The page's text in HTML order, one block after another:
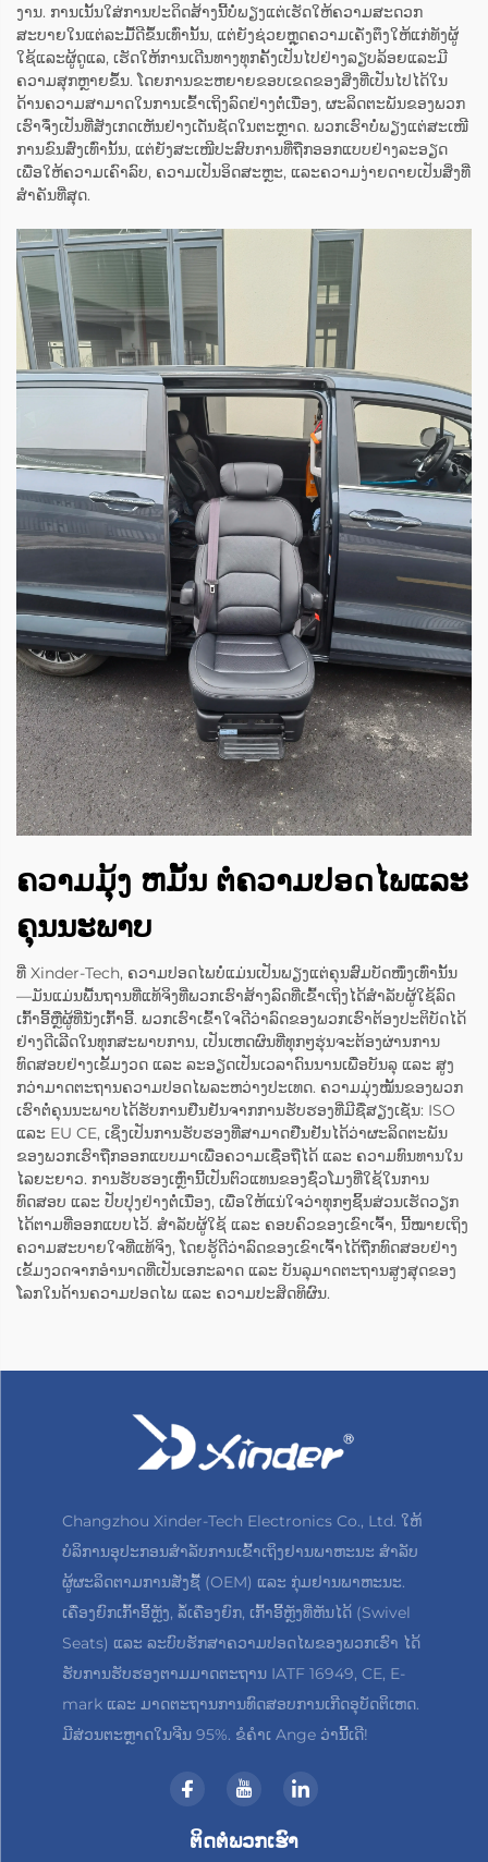
ງານ. ການເນັ້ນໃສ່ການປະດິດສ້າງນີ້ບໍ່ພຽງແຕ່ເຮັດໃຫ້ຄວາມສະດວກ
ສະບາຍໃນແຕ່ລະມື້ດີຂຶ້ນເທົ່ານັ້ນ, ແຕ່ຍັງຊ່ວຍຫຼຸດຄວາມເຄັ່ງຕຶງໃຫ້ແກ່ທັງຜູ້
ໃຊ້ແລະຜູ້ດູແລ, ເຮັດໃຫ້ການເດີນທາງທຸກຄັ້ງເປັນໄປຢ່າງລຽບລ້ອຍແລະມີ
ຄວາມສຸກຫຼາຍຂຶ້ນ. ໂດຍການຂະຫຍາຍຂອບເຂດຂອງສິ່ງທີ່ເປັນໄປໄດ້ໃນ
ດ້ານຄວາມສາມາດໃນການເຂົ້າເຖິງລົດຢ່າງຕໍ່ເນື່ອງ, ຜະລິດຕະພັນຂອງພວກ
ເຮົາຈຶ່ງເປັນທີ່ສັງເກດເຫັນຢ່າງເດັ່ນຊັດໃນຕະຫຼາດ. ພວກເຮົາບໍ່ພຽງແຕ່ສະເໜີ
ການຂົນສົ່ງເທົ່ານັ້ນ, ແຕ່ຍັງສະເໜີປະສົບການທີ່ຖືກອອກແບບຢ່າງລະອຽດ
ເພື່ອໃຫ້ຄວາມເຄົາລົບ, ຄວາມເປັນອິດສະຫຼະ, ແລະຄວາມງ່າຍດາຍເປັນສິ່ງທີ່
ສຳຄັນທີ່ສຸດ.
ຄວາມມຸ້ງ ຫມັ້ນ ຕໍ່ຄວາມປອດໄພແລະ
ຄຸນນະພາບ
ທີ່ Xinder-Tech, ຄວາມປອດໄພບໍ່ແມ່ນເປັນພຽງແຕ່ຄຸນສົມບັດໜຶ່ງເທົ່ານັ້ນ
—ມັນແມ່ນພື້ນຖານທີ່ແທ້ຈິງທີ່ພວກເຮົາສ້າງລົດທີ່ເຂົ້າເຖິງໄດ້ສຳລັບຜູ້ໃຊ້ລົດ
ເກົ້າອີ້ຫຼືຜູ້ທີ່ນັ່ງເກົ້າອີ້. ພວກເຮົາເຂົ້າໃຈດີວ່າລົດຂອງພວກເຮົາຕ້ອງປະຕິບັດໄດ້
ຢ່າງດີເລີດໃນທຸກສະພາບການ, ເປັນເຫດຜົນທີ່ທຸກໆຮຸ່ນຈະຕ້ອງຜ່ານການ
ທົດສອບຢ່າງເຂັ້ມງວດ ແລະ ລະອຽດເປັນເວລາດົນນານເພື່ອບັນລຸ ແລະ ສູງ
ກວ່າມາດຕະຖານຄວາມປອດໄພລະຫວ່າງປະເທດ. ຄວາມມຸ່ງໝັ້ນຂອງພວກ
ເຮົາຕໍ່ຄຸນນະພາບໄດ້ຮັບການຢືນຢັນຈາກການຮັບຮອງທີ່ມີຊື່ສຽງເຊັ່ນ: ISO
ແລະ EU CE, ເຊິ່ງເປັນການຮັບຮອງທີ່ສາມາດຢືນຢັນໄດ້ວ່າຜະລິດຕະພັນ
ຂອງພວກເຮົາຖືກອອກແບບມາເພື່ອຄວາມເຊື່ອຖືໄດ້ ແລະ ຄວາມທົນທານໃນ
ໄລຍະຍາວ. ການຮັບຮອງເຫຼົ່ານີ້ເປັນຕົວແທນຂອງຊົ່ວໂມງທີ່ໃຊ້ໃນການ
ທົດສອບ ແລະ ປັບປຸງຢ່າງຕໍ່ເນື່ອງ, ເພື່ອໃຫ້ແນ່ໃຈວ່າທຸກໆຊິ້ນສ່ວນເຮັດວຽກ
ໄດ້ຕາມທີ່ອອກແບບໄວ້. ສຳລັບຜູ້ໃຊ້ ແລະ ຄອບຄົວຂອງເຂົາເຈົ້າ, ນີ້ໝາຍເຖິງ
ຄວາມສະບາຍໃຈທີ່ແທ້ຈິງ, ໂດຍຮູ້ດີວ່າລົດຂອງເຂົາເຈົ້າໄດ້ຖືກທົດສອບຢ່າງ
ເຂັ້ມງວດຈາກອຳນາດທີ່ເປັນເອກະລາດ ແລະ ບັນລຸມາດຕະຖານສູງສຸດຂອງ
ໂລກໃນດ້ານຄວາມປອດໄພ ແລະ ຄວາມປະສິດທິຜົນ.
Changzhou Xinder-Tech Electronics Co., Ltd. ໃຫ້
ບໍລິການອຸປະກອນສຳລັບການເຂົ້າເຖິງຢານພາຫະນະ ສຳລັບ
ຜູ້ຜະລິດຕາມການສັ່ງຊື້ (OEM) ແລະ ກຸ່ມຢານພາຫະນະ.
ເຄື່ອງຍົກເກົ້າອີ້ຫຼັງ, ລໍ້ເຄື່ອງຍົກ, ເກົ້າອີ້ຫຼັງທີ່ຫັນໄດ້ (Swivel
Seats) ແລະ ລະບົບຮັກສາຄວາມປອດໄພຂອງພວກເຮົາ ໄດ້
ຮັບການຮັບຮອງຕາມມາດຕະຖານ IATF 16949, CE, E-
mark ແລະ ມາດຕະຖານການທົດສອບການເກີດອຸບັດຕິເຫດ.
ມີສ່ວນຕະຫຼາດໃນຈີນ 95%. ຂໍຄຳເ Ange ວ່ານີ້ເດີ!
ຕິດຕໍ່ພວກເຮົາ